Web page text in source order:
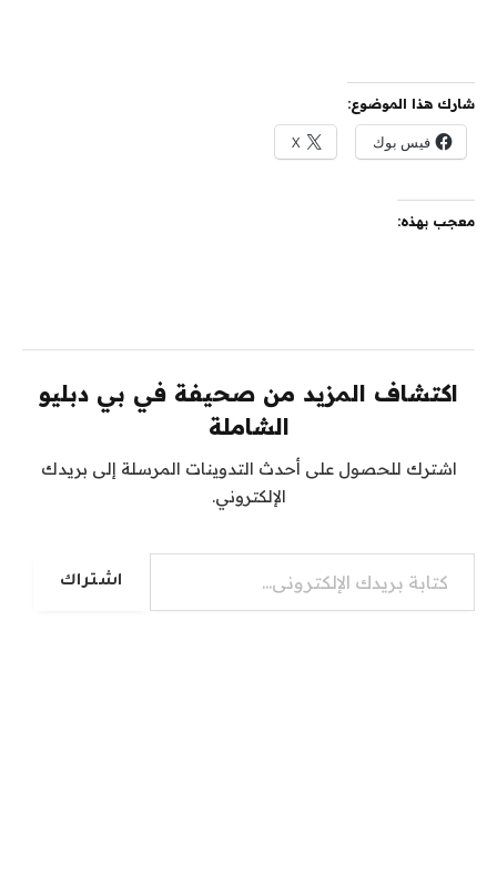
شارك هذا الموضوع:
فيس بوك X
معجب بهذه:
اكتشاف المزيد من صحيفة في بي دبليو
الشاملة
اشترك للحصول على أحدث التدوينات المرسلة إلى بريدك
الإلكتروني.
كتابة بريدك الإلكتروني...
اشتراك